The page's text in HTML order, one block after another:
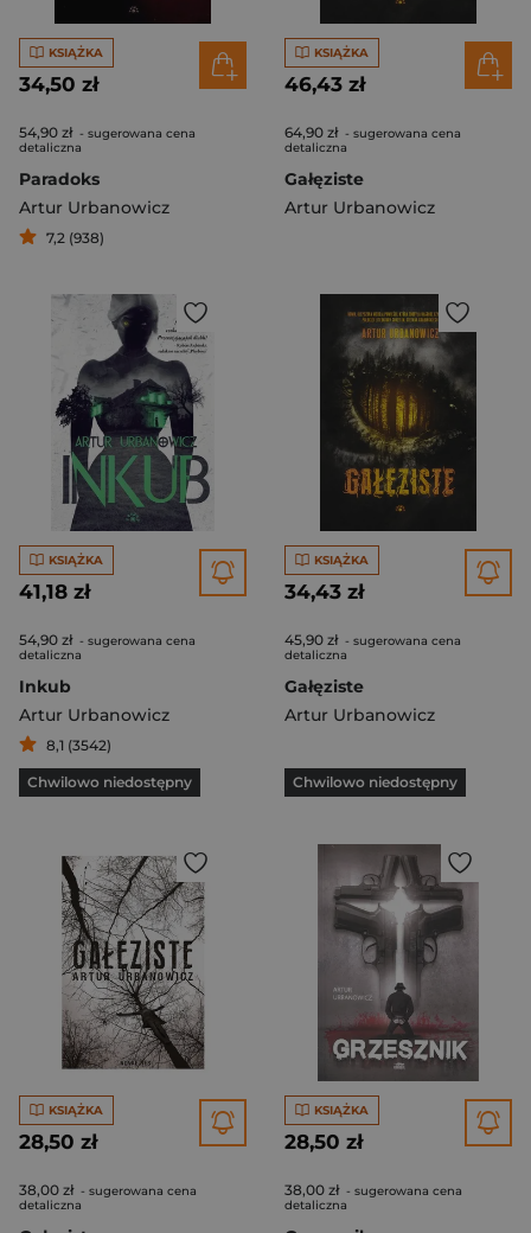
KSIĄŻKA
34,50 zł
54,90 zł - sugerowana cena
detaliczna
Paradoks
Artur Urbanowicz
7,2 (938)
KSIĄŻKA
46,43 zł
64,90 zł - sugerowana cena
detaliczna
Gałęziste
Artur Urbanowicz
KSIĄŻKA
41,18 zł
54,90 zł - sugerowana cena
detaliczna
Inkub
Artur Urbanowicz
8,1 (3542)
Chwilowo niedostępny
KSIĄŻKA
34,43 zł
45,90 zł - sugerowana cena
detaliczna
Gałęziste
Artur Urbanowicz
Chwilowo niedostępny
KSIĄŻKA
28,50 zł
38,00 zł - sugerowana cena
detaliczna
KSIĄŻKA
28,50 zł
38,00 zł - sugerowana cena
detaliczna